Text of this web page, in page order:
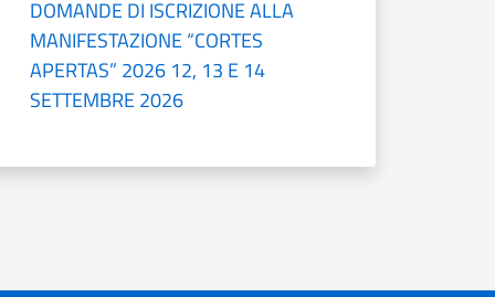
DOMANDE DI ISCRIZIONE ALLA
MANIFESTAZIONE “CORTES
APERTAS” 2026 12, 13 E 14
SETTEMBRE 2026